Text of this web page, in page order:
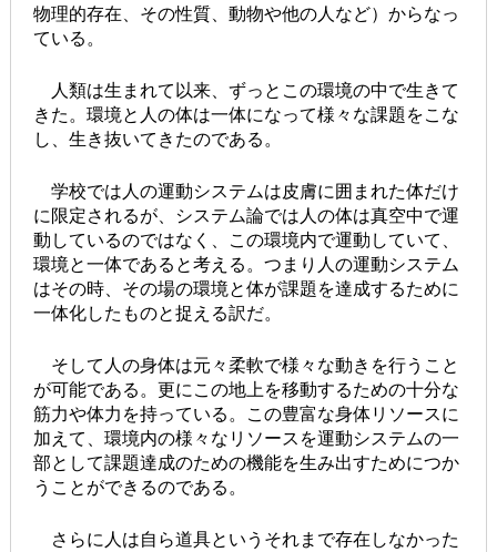
物理的存在、その性質、動物や他の人など）からなっ
ている。
人類は生まれて以来、ずっとこの環境の中で生きて
きた。環境と人の体は一体になって様々な課題をこな
し、生き抜いてきたのである。
学校では人の運動システムは皮膚に囲まれた体だけ
に限定されるが、システム論では人の体は真空中で運
動しているのではなく、この環境内で運動していて、
環境と一体であると考える。つまり人の運動システム
はその時、その場の環境と体が課題を達成するために
一体化したものと捉える訳だ。
そして人の身体は元々柔軟で様々な動きを行うこと
が可能である。更にこの地上を移動するための十分な
筋力や体力を持っている。この豊富な身体リソースに
加えて、環境内の様々なリソースを運動システムの一
部として課題達成のための機能を生み出すためにつか
うことができるのである。
さらに人は自ら道具というそれまで存在しなかった